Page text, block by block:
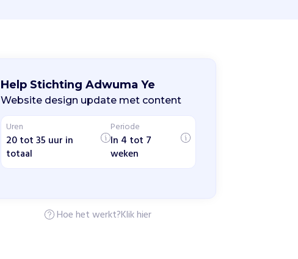
Help Stichting Adwuma Ye
Website design update met content
Uren
20 tot 35 uur in
totaal
Periode
In 4 tot 7
weken
Hoe het werkt?Klik hier